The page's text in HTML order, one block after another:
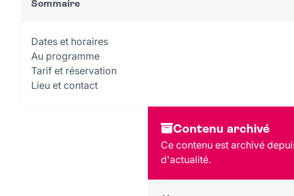
Sommaire
Dates et horaires
Au programme
Tarif et réservation
Lieu et contact
Contenu archivé
Ce contenu est archivé
d'actualité.